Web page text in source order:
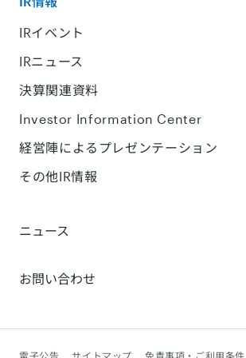
IRイベント
IRニュース
決算関連資料
Investor Information Center
経営陣によるプレゼンテーション
その他IR情報
ニュース
お問い合わせ
電子公告 サイトマップ 免責事項・ご利用条件